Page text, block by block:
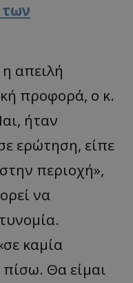
απειλή
προφορά, ο κ.
ήταν
ερώτηση, είπε
περιοχή»,
να
καμία
Θα είμαι